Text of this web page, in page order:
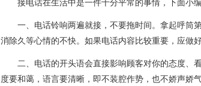
接电话在生活中是一件十分平常的事情，下面小编
一、电话铃响两遍就接，不要拖时间。拿起呼筒第
消除久等心情的不快。如果电话内容比较重要，应做
二、电话的开头语会直接影响顾客对你的态度、看
度要和蔼，语言要清晰，即不装腔作势，也不娇声娇